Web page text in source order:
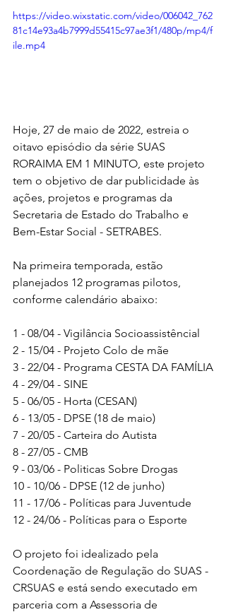
https://video.wixstatic.com/video/006042_762
81c14e93a4b7999d55415c97ae3f1/480p/mp4/f
ile.mp4
Hoje, 27 de maio de 2022, estreia o
oitavo episódio da série SUAS
RORAIMA EM 1 MINUTO, este projeto
tem o objetivo de dar publicidade às
ações, projetos e programas da
Secretaria de Estado do Trabalho e
Bem-Estar Social - SETRABES.
Na primeira temporada, estão
planejados 12 programas pilotos,
conforme calendário abaixo:
1 - 08/04 - Vigilância Socioassistêncial
2 - 15/04 - Projeto Colo de mãe
3 - 22/04 - Programa CESTA DA FAMÍLIA
4 - 29/04 - SINE
5 - 06/05 - Horta (CESAN)
6 - 13/05 - DPSE (18 de maio)
7 - 20/05 - Carteira do Autista
8 - 27/05 - CMB
9 - 03/06 - Politicas Sobre Drogas
10 - 10/06 - DPSE (12 de junho)
11 - 17/06 - Políticas para Juventude
12 - 24/06 - Políticas para o Esporte
O projeto foi idealizado pela
Coordenação de Regulação do SUAS -
CRSUAS e está sendo executado em
parceria com a Assessoria de